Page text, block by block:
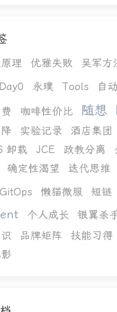
理 优雅失败 吴军方
Day0 永璞 Tools 自
咖啡性价比 随想
实验记录 酒店集团
卸载
JCE 政教分离
确定性渴望 迭代思维
GitOps 懒猫微服 短链
个人成长 银翼杀
品牌矩阵 技能习得